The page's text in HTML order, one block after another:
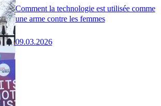
Comment la technologie est utilisée comme
une arme contre les femmes
09.03.2026